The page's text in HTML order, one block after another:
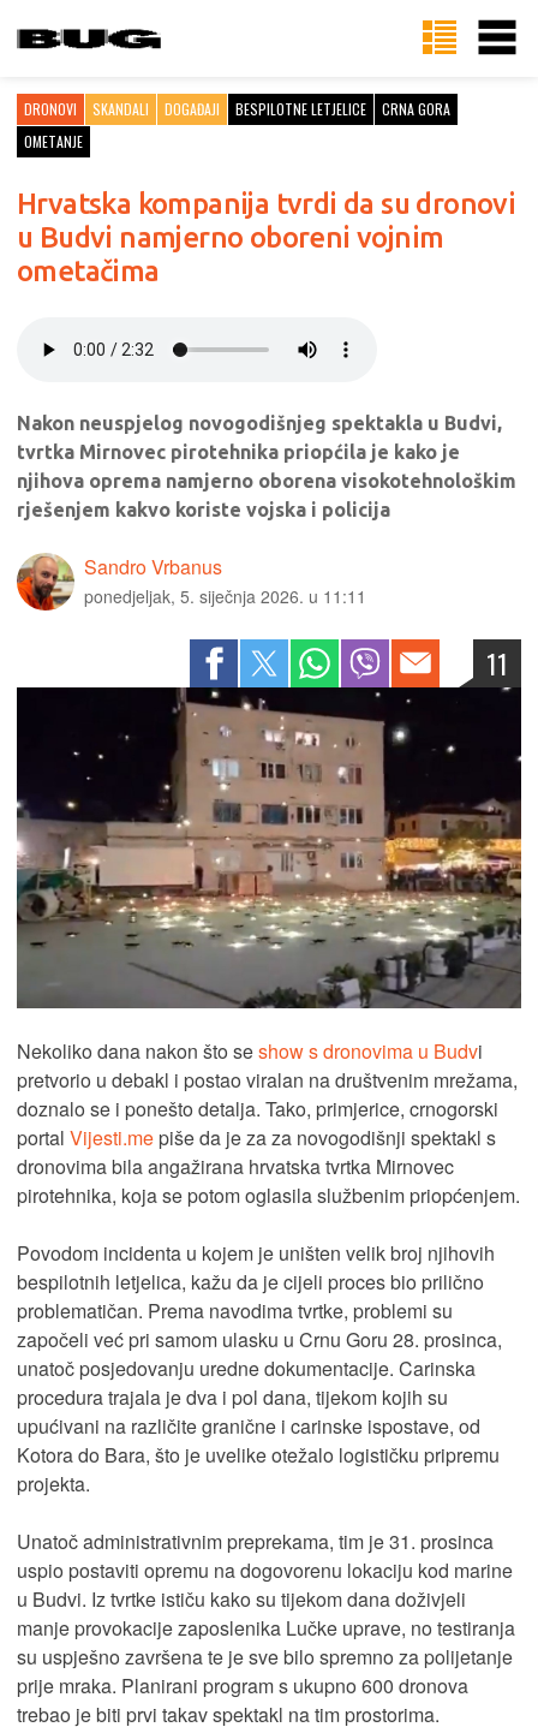
DRONOVI SKANDALI DOGAĐAJI BESPILOTNE LETJELICE
CRNA GORA
OMETANJE
Hrvatska kompanija tvrdi da su dronovi
u Budvi namjerno oboreni vojnim
ometačima
Nakon neuspjelog novogodišnjeg spektakla u Budvi,
tvrtka Mirnovec pirotehnika priopćila je kako je
njihova oprema namjerno oborena visokotehnološkim
rješenjem kakvo koriste vojska i policija
Sandro Vrbanus
ponedjeljak, 5. siječnja 2026. u 11:11
11
Nekoliko dana nakon što seshow s dronovima u Budvi
pretvorio u debakl i postao viralan na društvenim mrežama,
doznalo se i ponešto detalja. Tako, primjerice, crnogorski
portal Vijesti.me piše da je za za novogodišnji spektakl s
dronovima bila angažirana hrvatska tvrtka Mirnovec
pirotehnika, koja se potom oglasila službenim priopćenjem.
Povodom incidenta u kojem je uništen velik broj njihovih
bespilotnih letjelica, kažu da je cijeli proces bio prilično
problematičan. Prema navodima tvrtke, problemi su
započeli već pri samom ulasku u Crnu Goru 28. prosinca,
unatoč posjedovanju uredne dokumentacije. Carinska
procedura trajala je dva i pol dana, tijekom kojih su
upućivani na različite granične i carinske ispostave, od
Kotora do Bara, što je uvelike otežalo logističku pripremu
projekta.
Unatoč administrativnim preprekama, tim je 31. prosinca
uspio postaviti opremu na dogovorenu lokaciju kod marine
u Budvi. Iz tvrtke ističu kako su tijekom dana doživjeli
manje provokacije zaposlenika Lučke uprave, no testiranja
su uspješno završena te je sve bilo spremno za polijetanje
prije mraka. Planirani program s ukupno 600 dronova
trebao je biti prvi takav spektakl na tim prostorima.